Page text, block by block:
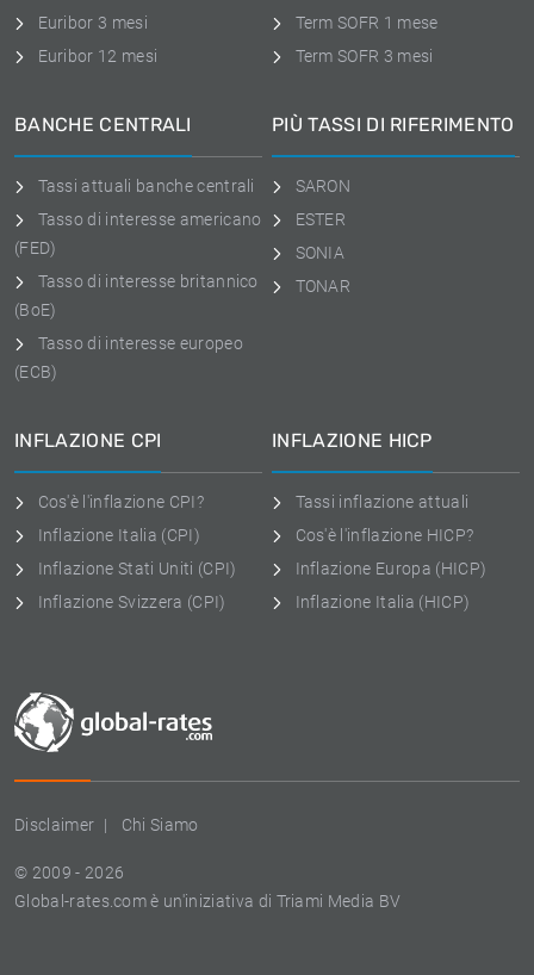
Disclaimer Chi Siamo
© 2009 - 2026
Global-rates.com è un'iniziativa di Triami Media BV
Euribor 3 mesi
Euribor 12 mesi
Term SOFR 1 mese
Term SOFR 3 mesi
BANCHE CENTRALI
Tassi attuali banche centrali
Tasso di interesse americano
(FED)
Tasso di interesse britannico
(BoE)
Tasso di interesse europeo
(ECB)
PIÙ TASSI DI RIFERIMENTO
SARON
ESTER
SONIA
TONAR
INFLAZIONE CPI
Cos'è l'inflazione CPI?
Inflazione Italia (CPI)
Inflazione Stati Uniti (CPI)
Inflazione Svizzera (CPI)
INFLAZIONE HICP
Tassi inflazione attuali
Cos'è l'inflazione HICP?
Inflazione Europa (HICP)
Inflazione Italia (HICP)